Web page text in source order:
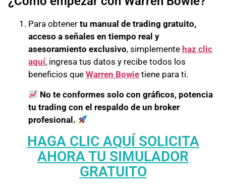
Para obtener tu manual de trading gratuito,
acceso a señales en tiempo real y
asesoramiento exclusivo, simplemente haz clic
aquí, ingresa tus datos y recibe todos los
beneficios que Warren Bowie tiene para ti.
No te conformes solo con gráficos, potencia
tu trading con el respaldo de un broker
profesional.
HAGA CLIC AQUÍ SOLICITA
AHORA TU SIMULADOR
GRATUITO